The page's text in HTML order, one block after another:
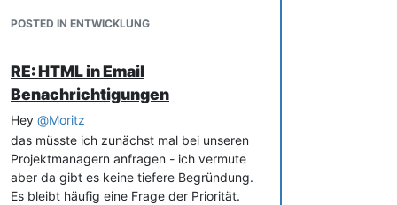
Der Change liegt aktuell bei unserer QS
kommt) mit der nächsten i-doit Version
(aktuell für Oktober geplant) veröffentlicht
werden.
Viele Grüße
Leo
POSTED IN ENTWICKLUNG
RE: HTML in Email
Benachrichtigungen
Hey @Moritz
das müsste ich zunächst mal bei unseren
Projektmanagern anfragen - ich vermute
aber da gibt es keine tiefere Begründung.
Es bleibt häufig eine Frage der Priorität.